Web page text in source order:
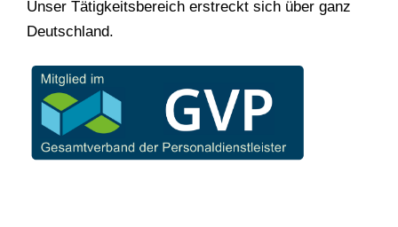
Unser Tätigkeitsbereich erstreckt sich über ganz
Deutschland.